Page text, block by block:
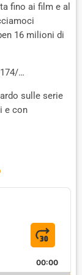
fino ai film e al
16 milioni di
…
sulle serie
e con
J
U
00:00